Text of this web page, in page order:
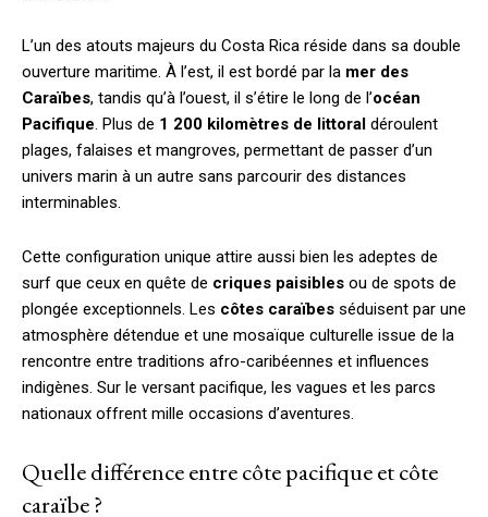
L’un des atouts majeurs du Costa Rica réside dans sa double
ouverture maritime. À l’est, il est bordé par la mer des
Caraïbes, tandis qu’à l’ouest, il s’étire le long de l’océan
Pacifique. Plus de 1 200 kilomètres de littoral déroulent
plages, falaises et mangroves, permettant de passer d’un
univers marin à un autre sans parcourir des distances
interminables.
Cette configuration unique attire aussi bien les adeptes de
surf que ceux en quête de criques paisibles ou de spots de
plongée exceptionnels. Les côtes caraïbes séduisent par une
atmosphère détendue et une mosaïque culturelle issue de la
rencontre entre traditions afro-caribéennes et influences
indigènes. Sur le versant pacifique, les vagues et les parcs
nationaux offrent mille occasions d’aventures.
Quelle différence entre côte pacifique et côte
caraïbe ?